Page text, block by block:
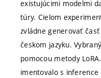
existujúcimi modelmi
túry. Cielom
zvládne generovať
českom jazyku.
pomocou metody
imentovalo s